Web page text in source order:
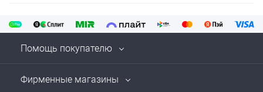
Помощь покупателю
Фирменные магазины